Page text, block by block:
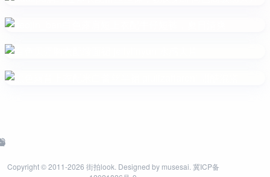
Copyright © 2011-2026 街拍look . Designed by musesai 冀ICP备